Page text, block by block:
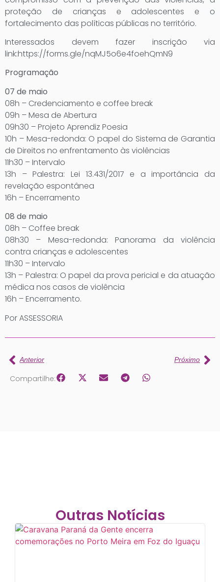
proteção de crianças e adolescentes e o
fortalecimento das políticas públicas no território.
Interessados devem fazer inscrição via
link:https://forms.gle/nqMJ5o6e4foehQmN9
Programação
07 de maio
08h – Credenciamento e coffee break
09h – Mesa de Abertura
09h30 – Projeto Aprendiz Poesia
10h – Mesa-redonda: O papel do Sistema de Garantia
de Direitos no enfrentamento às violências
11h30 – Intervalo
13h – Palestra: Lei 13.431/2017 e a importância da
revelação espontânea
16h – Encerramento
08 de maio
08h – Coffee break
08h30 – Mesa-redonda: Panorama da violência
contra crianças e adolescentes
11h30 – Intervalo
13h – Palestra: O papel da prova pericial e da atuação
médica nos casos de violência
16h – Encerramento.
Por ASSESSORIA
Anterior Próximo
Compartilhe:
Outras Notícias